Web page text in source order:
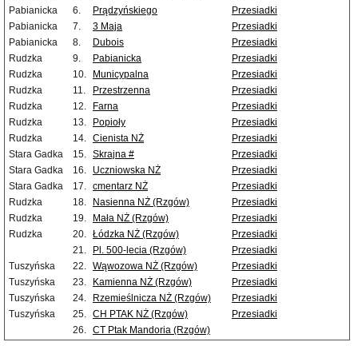
Pabianicka
6. Prądzyńskiego
Przesiadki
Pabianicka
7. 3 Maja
Przesiadki
Pabianicka
8. Dubois
Przesiadki
Rudzka
9. Pabianicka
Przesiadki
Rudzka
10. Municypalna
Przesiadki
Rudzka
11. Przestrzenna
Przesiadki
Rudzka
12. Farna
Przesiadki
Rudzka
13. Popioły
Przesiadki
Rudzka
14. Cienista NŻ
Przesiadki
Stara Gadka
15. Skrajna #
Przesiadki
Stara Gadka
16. Uczniowska NŻ
Przesiadki
Stara Gadka
17. cmentarz NŻ
Przesiadki
Rudzka
18. Nasienna NŻ (Rzgów)
Przesiadki
Rudzka
19. Mała NŻ (Rzgów)
Przesiadki
Rudzka
20. Łódzka NŻ (Rzgów)
Przesiadki
21.
Pl. 500-lecia (Rzgów)
Przesiadki
Tuszyńska
22. Wąwozowa NŻ (Rzgów)
Przesiadki
Tuszyńska
23. Kamienna NŻ (Rzgów)
Przesiadki
Tuszyńska
24. Rzemieślnicza NŻ (Rzgów)
Przesiadki
Tuszyńska
25. CH PTAK NŻ (Rzgów)
Przesiadki
26. CT Ptak Mandoria (Rzgów)